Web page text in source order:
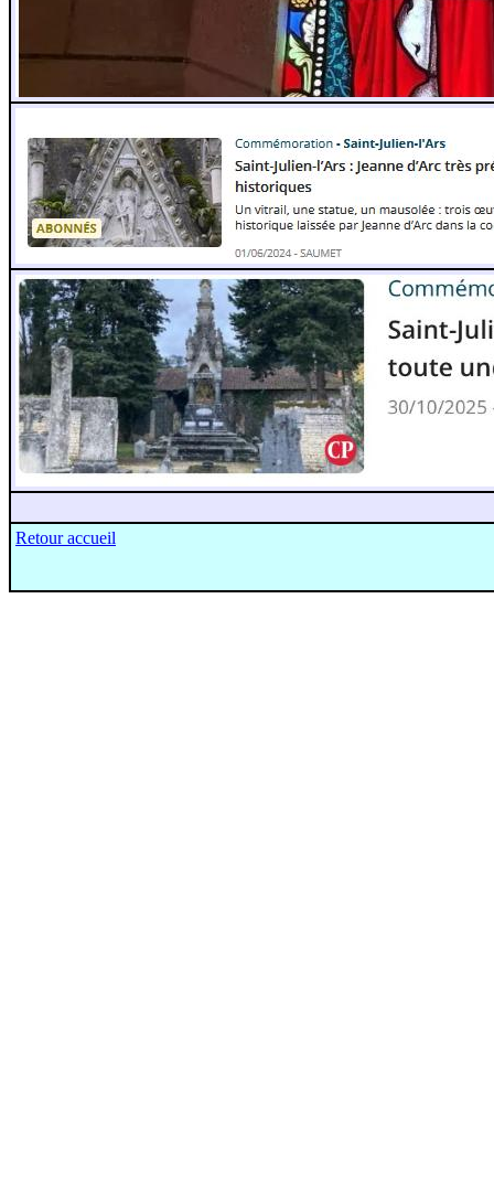
Retour accueil